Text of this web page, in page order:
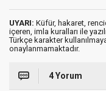
UYARI: Küfür, hakaret,
içeren, imla kuralları ile
Türkçe karakter
onaylanmamaktadır.
4 Yorum